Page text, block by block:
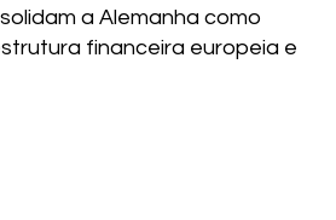
a Alemanha como
financeira europeia e